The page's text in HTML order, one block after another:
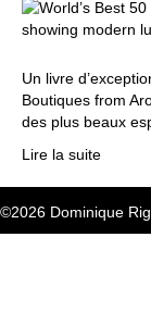
Un livre
Boutiques from
des plus beaux
Lire la suite
©2026 Dominique